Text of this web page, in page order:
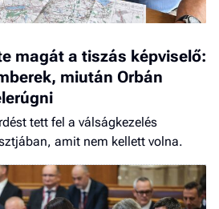
magát a tiszás képviselő:
miután Orbán
tett fel a válságkezelés
amit nem kellett volna.